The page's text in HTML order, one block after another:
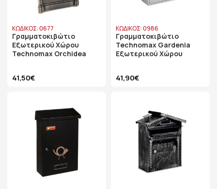
ΚΩΔΙΚΟΣ: 0677
Γραμματοκιβώτιο
Εξωτερικού Χώρου
Technomax Orchidea
41,50€
ΚΩΔΙΚΟΣ: 0986
Γραμματοκιβώτιο
Technomax Gardenia
Εξωτερικού Χώρου
41,90€